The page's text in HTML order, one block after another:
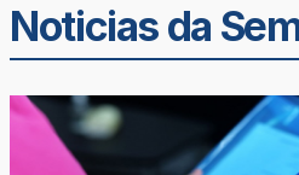
Noticias da